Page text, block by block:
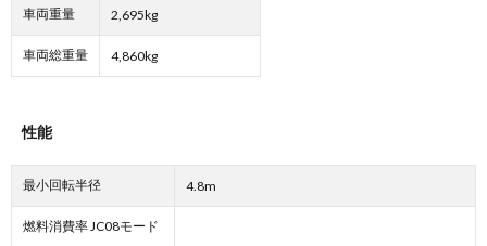
車両重量 2,695kg
車両総重量 4,860kg
性能
最小回転半径 4.8m
燃料消費率 JC08モード